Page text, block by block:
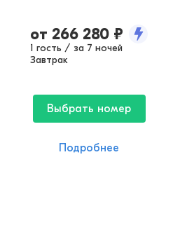
от 266 280 ₽
1 гость / за 7 ночей
Завтрак
Выбрать номер
Подробнее